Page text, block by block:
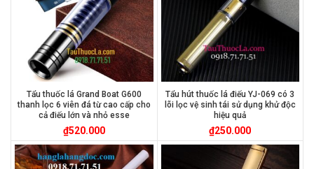
Tẩu thuốc lá Grand Boat G600
thanh lọc 6 viên đá từ cao cấp cho
cả điếu lớn và nhỏ esse
₫520.000
Tẩu hút thuốc lá điếu YJ-069 có 3
lõi lọc vệ sinh tái sử dụng khử độc
hiệu quả
₫250.000